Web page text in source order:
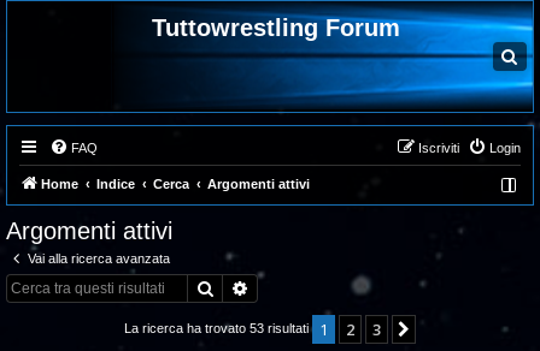
Tuttowrestling Forum
C
e
r
c
a
FAQ Login
Iscriviti
Home Indice Cerca Argomenti attivi
Argomenti attivi
Vai alla ricerca avanzata
Cerca Ricerca avanzata
La ricerca ha trovato 53 risultati 1 2 3